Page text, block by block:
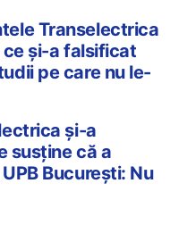
Transelectrica
și-a falsificat
pe care nu le-
și-a
susține că a
București: Nu